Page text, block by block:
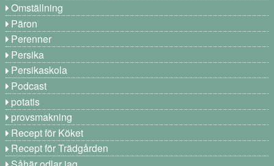
Omställning
Päron
Perenner
Persika
Persikaskola
Podcast
potatis
provsmakning
Recept för Köket
Recept för Trädgården